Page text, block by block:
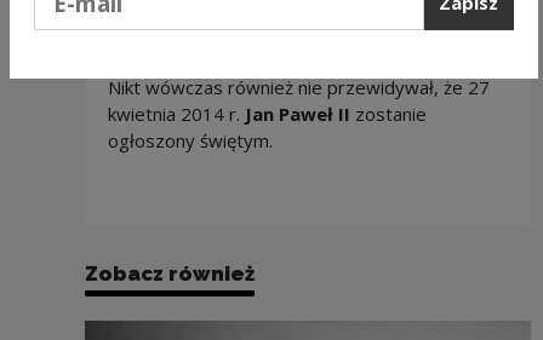
Niech zstąpi Duch Twój i odnowi oblicze
Nikt wówczas również nie przewidywał, że 27
kwietnia 2014 r. Jan Paweł II zostanie
ogłoszony świętym.
Zobacz również